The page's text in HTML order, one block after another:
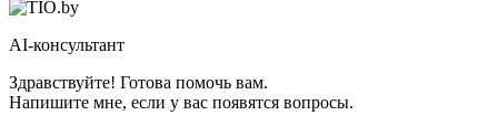
AI-консультант
Здравствуйте! Готова помочь вам.
Напишите мне, если у вас появятся вопросы.